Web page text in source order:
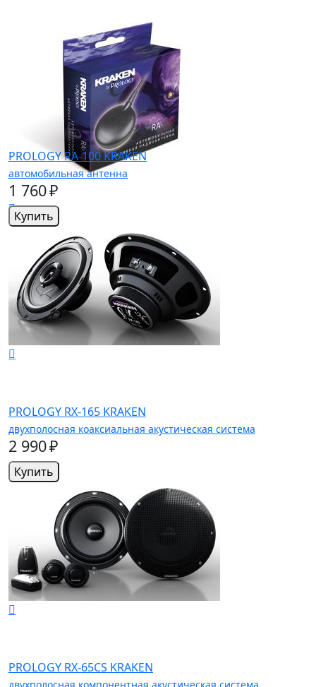
PROLOGY RA-100 KRAKEN
автомобильная антенна
1 760 ₽
Купить
PROLOGY RX-165 KRAKEN
двухполосная коаксиальная акустическая система
2 990 ₽
Купить
PROLOGY RX-65CS KRAKEN